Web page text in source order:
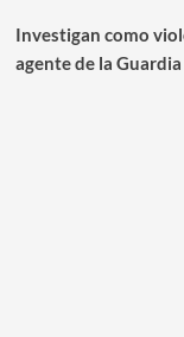
Investigan como
agente de la